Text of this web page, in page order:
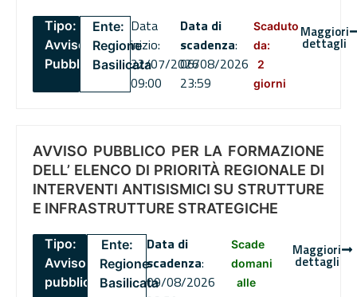
Tipo:
Avviso
Pubblico
Ente:
Regione
Basilicata
Data
inizio:
22/07/2026
09:00
Data di
scadenza:
06/08/2026
23:59
Scaduto
da:
2
giorni
Maggiori
dettagli
AVVISO PUBBLICO PER LA FORMAZIONE
DELL’ ELENCO DI PRIORITÀ REGIONALE DI
INTERVENTI ANTISISMICI SU STRUTTURE
E INFRASTRUTTURE STRATEGICHE
Tipo:
Avviso
pubblico
Ente:
Regione
Basilicata
Data di
scadenza:
09/08/2026
Scade
domani
alle
Maggiori
dettagli